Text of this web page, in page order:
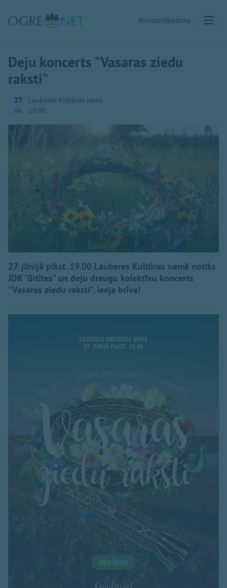
KontaktiReklāma
Deju koncerts "Vasaras ziedu
raksti"
27
Jūn
Lauberes Kultūras nams
19:00
27. jūnijā plkst. 19.00 Lauberes Kultūras namā notiks
JDK "Bitītes" un deju draugu kolektīvu koncerts
"Vasaras ziedu raksti". Ieeja brīva!